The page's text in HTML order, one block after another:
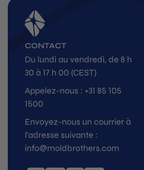
CONTACT
Du lundi au vendredi, de 8 h
30 à 17 h 00 (CEST)
Appelez-nous : +31 85 105
1500
Envoyez-nous un courrier à
l'adresse suivante :
info@moldbrothers.com